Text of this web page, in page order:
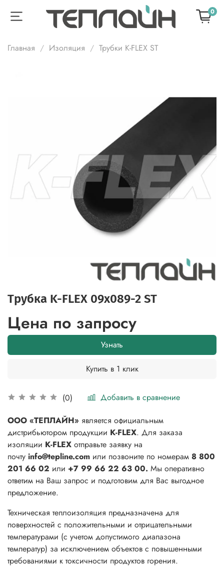
0
Главная Изоляция Трубки K-FLEX ST
Трубка K-FLEX 09x089-2 ST
(0) Добавить в сравнение
Цена по запросу
Узнать
Купить в 1 клик
ООО «ТЕПЛАЙН» является официальным
дистрибьютором продукции K-FLEX. Для заказа
изоляции K-FLEX отправьте заявку на
почту info@tepline.com или позвоните по номерам 8 800
201 66 02 или +7 99 66 22 63 00. Мы оперативно
ответим на Ваш запрос и подготовим для Вас выгодное
предложение.
Техническая теплоизоляция предназначена для
поверхностей с положительными и отрицательными
температурами (с учетом допустимого диапазона
температур) за исключением объектов с повышенными
требованиями к токсичности продуктов горения.